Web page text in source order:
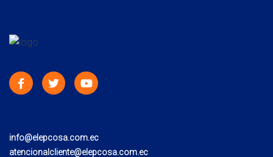
info@elepcosa.com.ec
atencionalcliente@elepcosa.com.ec